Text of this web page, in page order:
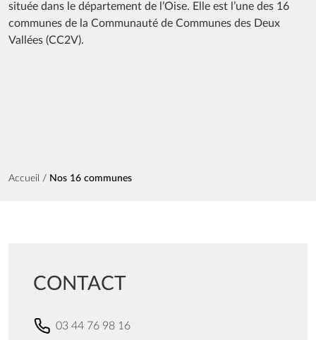
située dans le département de l’Oise. Elle est l’une des 16
communes de la Communauté de Communes des Deux
Vallées (CC2V).
Fil d'Ariane
Accueil Nos 16 communes
CONTACT
03 44 76 98 16